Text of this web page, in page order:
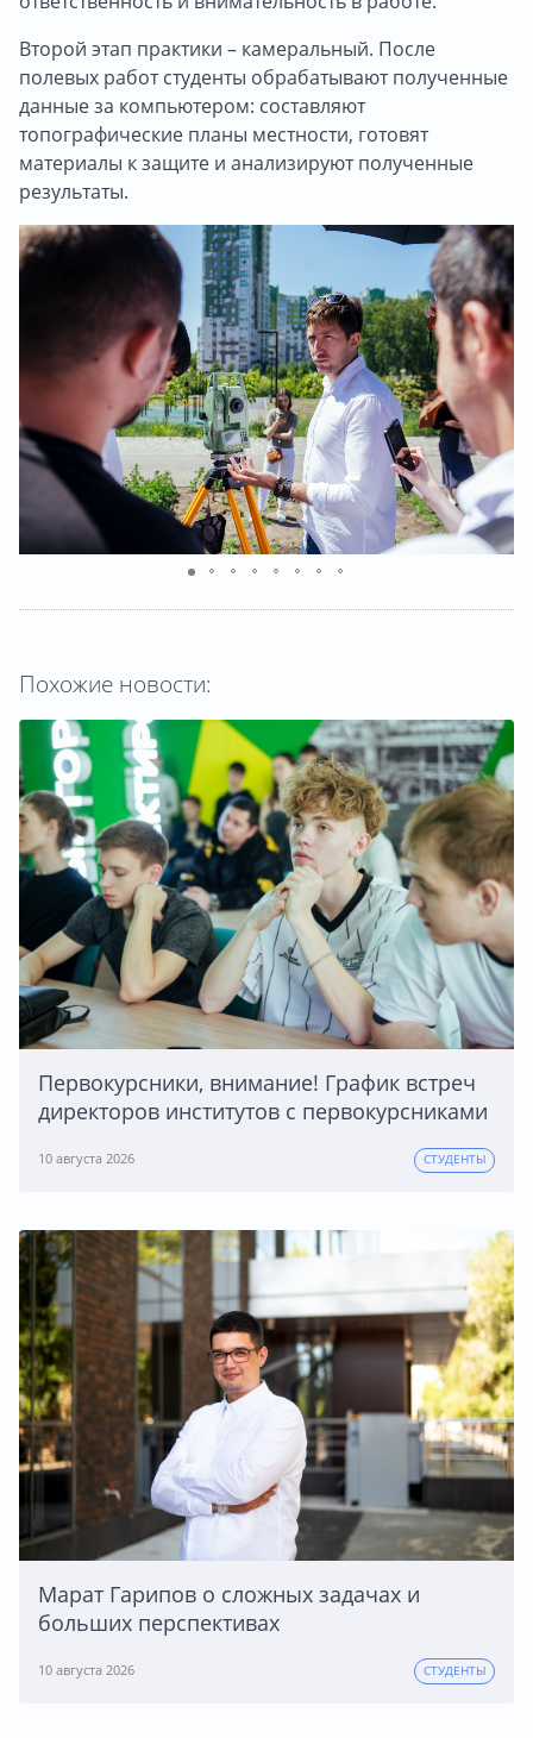
Второй этап практики – камеральный. После
полевых работ студенты обрабатывают полученные
данные за компьютером: составляют
топографические планы местности, готовят
материалы к защите и анализируют полученные
результаты.
Похожие новости:
Первокурсники, внимание! График встреч
директоров институтов с первокурсниками
10 августа 2026 СТУДЕНТЫ
Марат Гарипов о сложных задачах и
больших перспективах
10 августа 2026 СТУДЕНТЫ